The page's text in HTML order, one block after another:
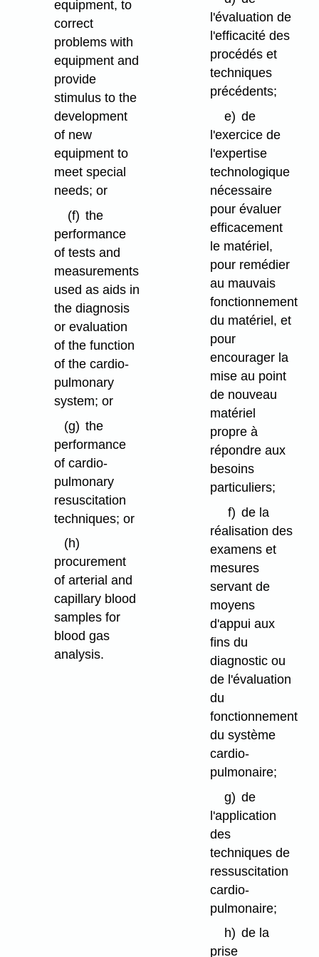
equipment, to
correct
problems with
equipment and
provide
stimulus to the
development
of new
equipment to
meet special
needs; or
(f) the
performance
of tests and
measurements
used as aids in
the diagnosis
or evaluation
of the function
of the cardio-
pulmonary
system; or
(g) the
performance
of cardio-
pulmonary
resuscitation
techniques; or
(h)
procurement
of arterial and
capillary blood
samples for
blood gas
analysis.
l'évaluation de
l'efficacité des
procédés et
techniques
précédents;
e) de
l'exercice de
l'expertise
technologique
nécessaire
pour évaluer
efficacement
le matériel,
pour remédier
au mauvais
fonctionnement
du matériel, et
pour
encourager la
mise au point
de nouveau
matériel
propre à
répondre aux
besoins
particuliers;
f) de la
réalisation des
examens et
mesures
servant de
moyens
d'appui aux
fins du
diagnostic ou
de l'évaluation
du
fonctionnement
du système
cardio-
pulmonaire;
g) de
l'application
des
techniques de
ressuscitation
cardio-
pulmonaire;
h) de la
prise